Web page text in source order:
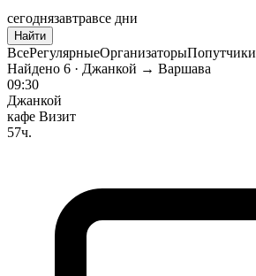
сегоднязавтравсе дни
Найти
ВсеРегулярныеОрганизаторыПопутчики
Найдено 6 · Джанкой → Варшава
09:30
Джанкой
кафе Визит
57ч.